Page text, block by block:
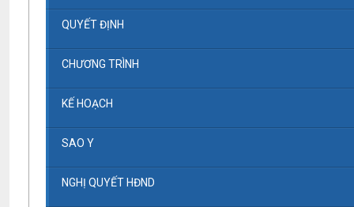
QUYẾT ĐỊNH
CHƯƠNG TRÌNH
KẾ HOẠCH
SAO Y
NGHỊ QUYẾT HĐND